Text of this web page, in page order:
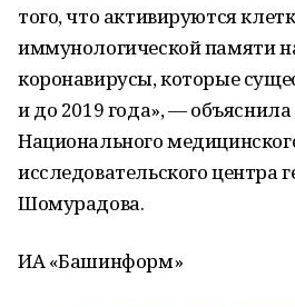
того, что активируются
иммунологической памяти
коронавирусы, которые
и до 2019 года», —
Национального
исследовательского центра
Шомурадова.
ИА «Башинформ»